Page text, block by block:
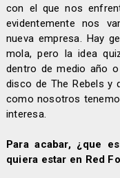
con el que nos
evidentemente nos
nueva empresa. Hay
mola, pero la idea
dentro de medio año
disco de The Rebels y
como nosotros
interesa.
Para acabar, ¿que
quiera estar en Red